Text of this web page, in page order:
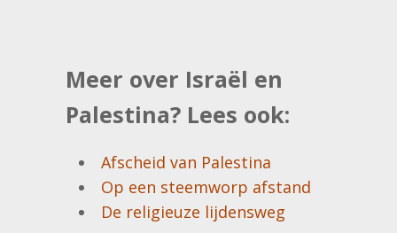
Meer over Israël en
Palestina? Lees ook:
Afscheid van Palestina
Op een steemworp afstand
De religieuze lijdensweg